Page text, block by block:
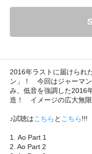
2016年ラストに届けられ
ン」！ 今回はジャーマ
み、低音を強調した2016
造！ イメージの広大無
♪試聴はこちら と こちら!!!
1. Ao Part 1
2. Ao Part 2